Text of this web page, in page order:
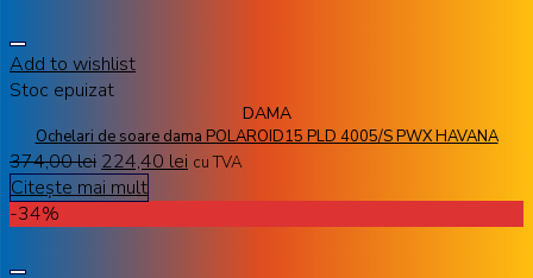
Add to wishlist
Stoc epuizat
DAMA
Ochelari de soare dama POLAROID15 PLD 4005/S PWX HAVANA
374,00lei 224,40 lei cu TVA
Citește mai mult
-34%